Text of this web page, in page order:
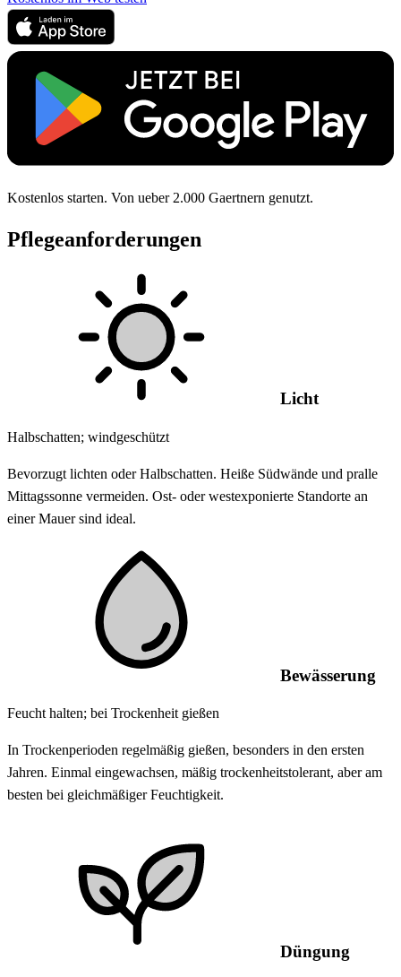
Kostenlos starten. Von ueber 2.000 Gaertnern genutzt.
Pflegeanforderungen
Licht
Halbschatten; windgeschützt
Bevorzugt lichten oder Halbschatten. Heiße Südwände und pralle
Mittagssonne vermeiden. Ost- oder westexponierte Standorte an
einer Mauer sind ideal.
Bewässerung
Feucht halten; bei Trockenheit gießen
In Trockenperioden regelmäßig gießen, besonders in den ersten
Jahren. Einmal eingewachsen, mäßig trockenheitstolerant, aber am
besten bei gleichmäßiger Feuchtigkeit.
Düngung